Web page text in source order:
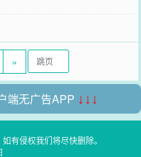
»
端无广告APP ↓↓↓
有侵权我们将尽快删除。